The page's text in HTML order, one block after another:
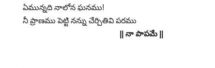
ఏమున్నది నాలోన ఘనము!
నీ ప్రాణము పెట్టి నన్ను చేర్చితివి పరము
|| నా పాపమే ||